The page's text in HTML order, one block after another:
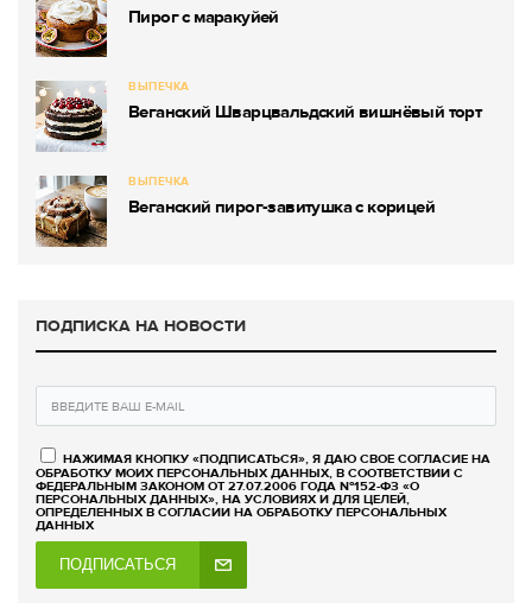
Пирог с маракуйей
ВЫПЕЧКА
Веганский Шварцвальдский вишнёвый торт
ВЫПЕЧКА
Веганский пирог-завитушка с корицей
ПОДПИСКА НА НОВОСТИ
НАЖИМАЯ КНОПКУ «ПОДПИСАТЬСЯ», Я ДАЮ СВОЕ СОГЛАСИЕ НА
ОБРАБОТКУ МОИХ ПЕРСОНАЛЬНЫХ ДАННЫХ, В СООТВЕТСТВИИ С
ФЕДЕРАЛЬНЫМ ЗАКОНОМ ОТ 27.07.2006 ГОДА №152-ФЗ «О
ПЕРСОНАЛЬНЫХ ДАННЫХ», НА УСЛОВИЯХ И ДЛЯ ЦЕЛЕЙ,
ОПРЕДЕЛЕННЫХ В СОГЛАСИИ НА ОБРАБОТКУ ПЕРСОНАЛЬНЫХ
ДАННЫХ
ПОДПИСАТЬСЯ